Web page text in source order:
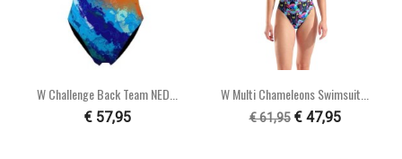
W Challenge Back Team NED...
€ 57,95
W Multi Chameleons Swimsuit...
€ 61,95 € 47,95